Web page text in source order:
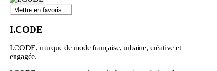
Mettre en favoris
I.CODE
I.CODE, marque de mode française, urbaine, créative et
engagée.